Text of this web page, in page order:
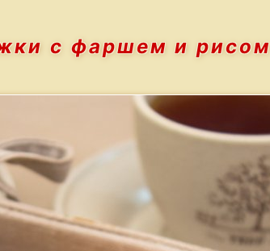
с фаршем и рисом